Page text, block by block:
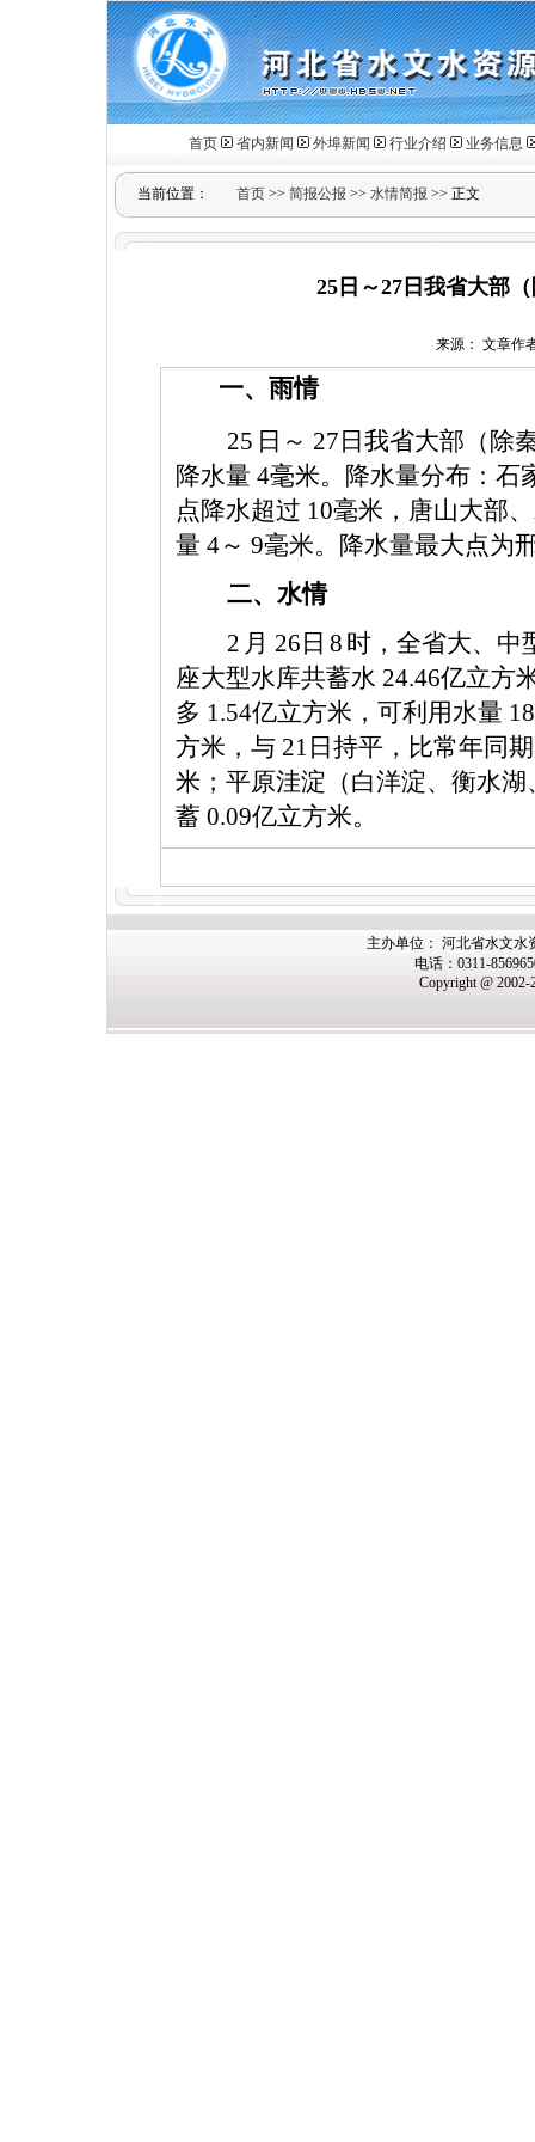
首页 省内新闻 外埠新闻 行业介绍 业务信息
当前位置： 首页 >> 简报公报 >> 水情简报 >> 正文
25日～27日我省大部
来源： 文章作
一、雨情
25 日～ 27 日我省大部（除
降水量4毫米。降水量分布：石
点降水超过 10毫米，唐山大部
量4～9毫米。降水量最大点为
二、水情
2 月 26 日 8 时，全省大、中
座大型水库共蓄水 24.46亿立方
多 1.54亿立方米，可利用水量
方米，与 21 日持平，比常年同
米；平原洼淀（白洋淀、衡水
蓄0.09亿立方米。
主办单位： 河北省水文水
电话：0311-
Copyright @ 2002-